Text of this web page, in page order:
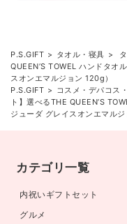
P.S.GIFT タオル・寝具
QUEEN’S TOWEL ハンドタオ
スオンエマルジョン 120g）
P.S.GIFT
コスメ・デパコス
ト】選べるTHE QUEEN’S
ジューダ グレイスオンエマルジ
カテゴリ一覧
内祝いギフトセット
グルメ